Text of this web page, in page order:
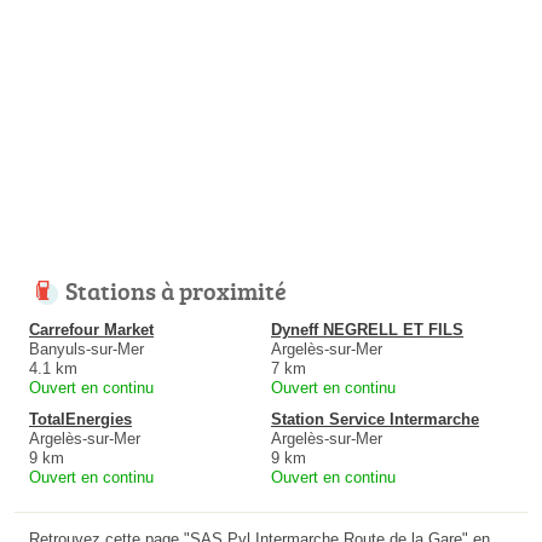
Stations à proximité
Carrefour Market
Banyuls-sur-Mer
4.1 km
Ouvert en continu
Dyneff NEGRELL ET FILS
Argelès-sur-Mer
7 km
Ouvert en continu
TotalEnergies
Argelès-sur-Mer
9 km
Ouvert en continu
Station Service Intermarche
Argelès-sur-Mer
9 km
Ouvert en continu